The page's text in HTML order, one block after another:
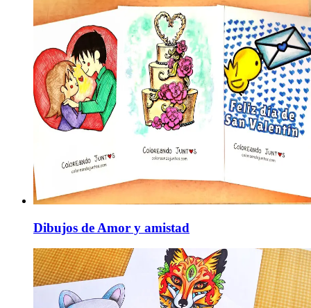
Dibujos de Amor y amistad